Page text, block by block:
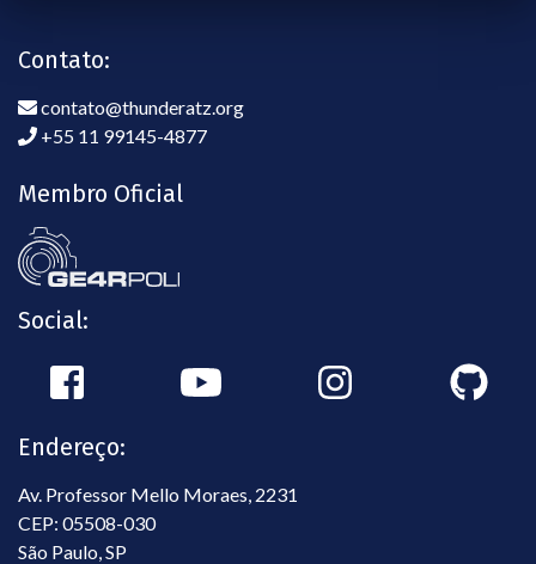
Contato:
contato@thunderatz.org
+55 11 99145-4877
Membro Oficial
Social:
Endereço:
Av. Professor Mello Moraes, 2231
CEP: 05508-030
São Paulo, SP